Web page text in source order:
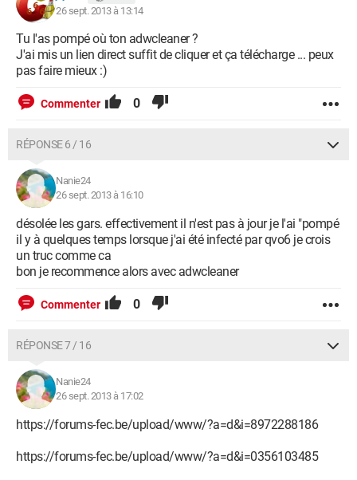
26 sept. 2013 à 13:14
Tu l'as pompé où ton adwcleaner ?
J'ai mis un lien direct suffit de cliquer et ça télécharge ... peux
pas faire mieux :)
Commenter 0
RÉPONSE 6 / 16
Nanie24
26 sept. 2013 à 16:10
désolée les gars. effectivement il n'est pas à jour je l'ai "pompé
il y à quelques temps lorsque j'ai été infecté par qvo6 je crois
un truc comme ca
bon je recommence alors avec adwcleaner
Commenter 0
RÉPONSE 7 / 16
Nanie24
26 sept. 2013 à 17:02
https://forums-fec.be/upload/www/?a=d&i=8972288186
https://forums-fec.be/upload/www/?a=d&i=0356103485